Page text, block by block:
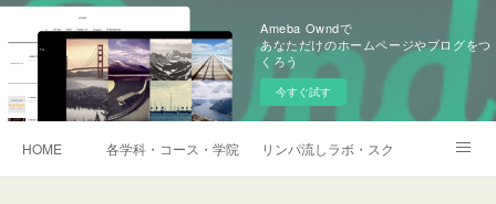
Ameba Owndで
あなただけのホームページやブログをつ
くろう
今すぐ試す
HOME 各学科・コース・学院長挨拶リンパ流しラボ・スクール説明会・